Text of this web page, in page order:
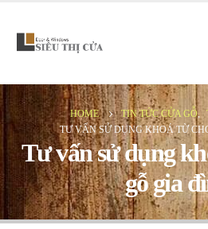
HOME TIN TỨC CỬA GỖ,
TƯ VẤN SỬ DỤNG KHOÁ TỪ
Tư vấn sử dụng
gỗ gia